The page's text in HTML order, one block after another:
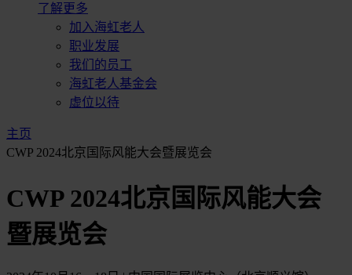
了解更多
加入海虹老人
职业发展
我们的员工
海虹老人基金会
虚位以待
主页
CWP 2024北京国际风能大会暨展览会
CWP 2024北京国际风能大会
暨展览会